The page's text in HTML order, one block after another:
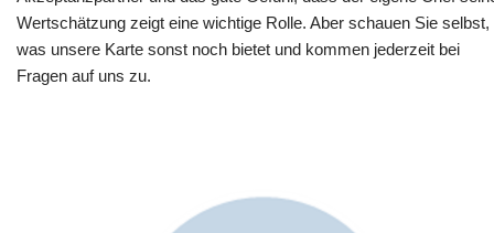
Wertschätzung zeigt eine wichtige Rolle. Aber schauen Sie selbst,
was unsere Karte sonst noch bietet und kommen jederzeit bei
Fragen auf uns zu.